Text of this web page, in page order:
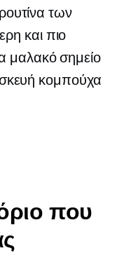
των
και πιο
μαλακό σημείο
κομπούχα
που